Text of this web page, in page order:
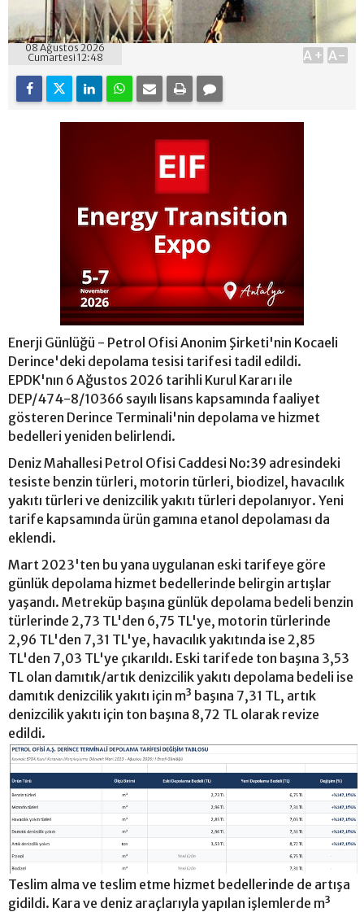
08 Ağustos 2026
Cumartesi 12:48
A+ A-
Enerji Günlüğü - Petrol Ofisi Anonim Şirketi'nin Kocaeli
Derince'deki depolama tesisi tarifesi tadil edildi.
EPDK'nın 6 Ağustos 2026 tarihli Kurul Kararı ile
DEP/474-8/10366 sayılı lisans kapsamında faaliyet
gösteren Derince Terminali'nin depolama ve hizmet
bedelleri yeniden belirlendi.
Deniz Mahallesi Petrol Ofisi Caddesi No:39 adresindeki
tesiste benzin türleri, motorin türleri, biodizel, havacılık
yakıtı türleri ve denizcilik yakıtı türleri depolanıyor. Yeni
tarife kapsamında ürün gamına etanol depolaması da
eklendi.
Mart 2023'ten bu yana uygulanan eski tarifeye göre
günlük depolama hizmet bedellerinde belirgin artışlar
yaşandı. Metreküp başına günlük depolama bedeli benzin
türlerinde 2,73 TL'den 6,75 TL'ye, motorin türlerinde
2,96 TL'den 7,31 TL'ye, havacılık yakıtında ise 2,85
TL'den 7,03 TL'ye çıkarıldı. Eski tarifede ton başına 3,53
TL olan damıtık/artık denizcilik yakıtı depolama bedeli ise
damıtık denizcilik yakıtı için m³ başına 7,31 TL, artık
denizcilik yakıtı için ton başına 8,72 TL olarak revize
edildi.
Teslim alma ve teslim etme hizmet bedellerinde de artışa
gidildi. Kara ve deniz araçlarıyla yapılan işlemlerde m³